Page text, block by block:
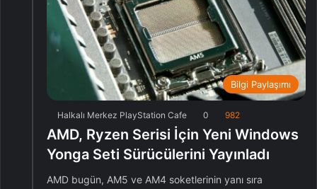
Bilgi Paylaşımı
Halkalı Merkez PlayStation Cafe 0 982
AMD, Ryzen Serisi İçin Yeni Windows
Yonga Seti Sürücülerini Yayınladı
AMD bugün, AM5 ve AM4 soketlerinin yanı sıra